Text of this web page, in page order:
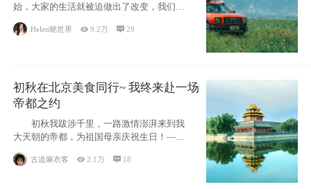
始，大家的生活就被迫做出了改变，我们也
不例外。本来双双辞职是为
Helen晓世界 9.2万 29
初秋在北京美食同行~ 我终来赴一场
帝都之约
初秋我跋涉千里，一路激情澎湃来到我
大天朝的帝都，为祖国母亲庆祝生日！——
古道麻衣客 2.1万  18